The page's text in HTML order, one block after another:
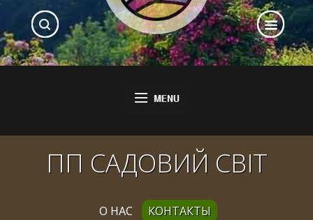
ПП САДОВИЙ СВІТ
О НАС КОНТАКТЫ